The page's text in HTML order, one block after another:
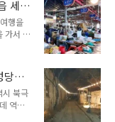
살고
. 너무
." "계
김포
요.
세
행을
가서 오
곳으
기 때
각 없
행기표
요. 육
. 다른
당
시 북극
역시
싫은